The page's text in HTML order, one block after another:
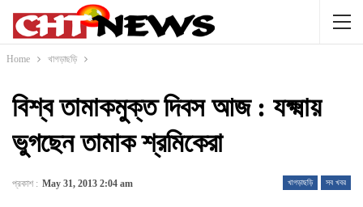
Home খাগড়াছড়ি
বিশ্ব তামাকমুক্ত দিবস আজ : যক্ষ্মায়
ভুগছেন তামাক শ্রমিকেরা
খাগড়াছড়ি সব খবর
প্রকাশ : May 31, 2013 2:04 am